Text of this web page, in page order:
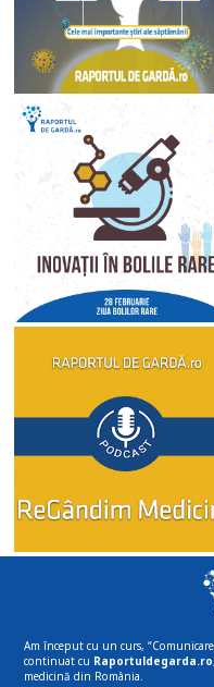
Am început cu un curs,
continuat cu Raportuldegarda.ro
medicină din România.